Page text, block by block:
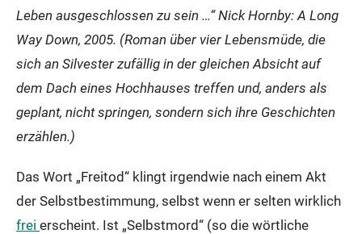
Leben ausgeschlossen zu sein …“ Nick Hornby: A Long
Way Down, 2005. (Roman über vier Lebensmüde, die
sich an Silvester zufällig in der gleichen Absicht auf
dem Dach eines Hochhauses treffen und, anders als
geplant, nicht springen, sondern sich ihre Geschichten
erzählen.)
Das Wort „Freitod“ klingt irgendwie nach einem Akt
der Selbstbestimmung, selbst wenn er selten wirklich
frei erscheint. Ist „Selbstmord“ (so die wörtliche